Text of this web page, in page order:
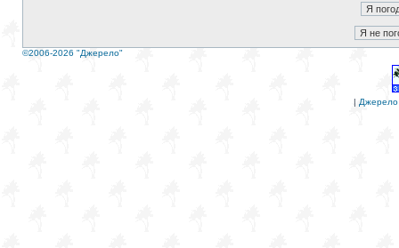
©2006-2026 "Джерело"
| Джерело